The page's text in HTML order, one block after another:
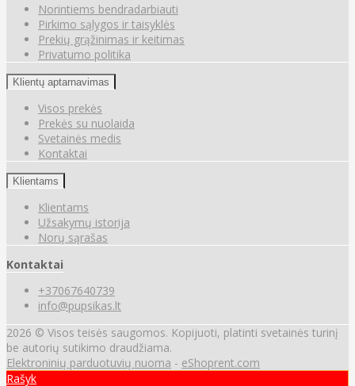
Norintiems bendradarbiauti
Pirkimo sąlygos ir taisyklės
Prekių grąžinimas ir keitimas
Privatumo politika
Klientų aptarnavimas
Visos prekės
Prekės su nuolaida
Svetainės medis
Kontaktai
Klientams
Klientams
Užsakymų istorija
Norų sąrašas
Kontaktai
+37067640739
info@pupsikas.lt
2026 © Visos teisės saugomos. Kopijuoti, platinti svetainės turinį
be autorių sutikimo draudžiama.
Elektroninių parduotuvių nuoma - eShoprent.com
Rašyk